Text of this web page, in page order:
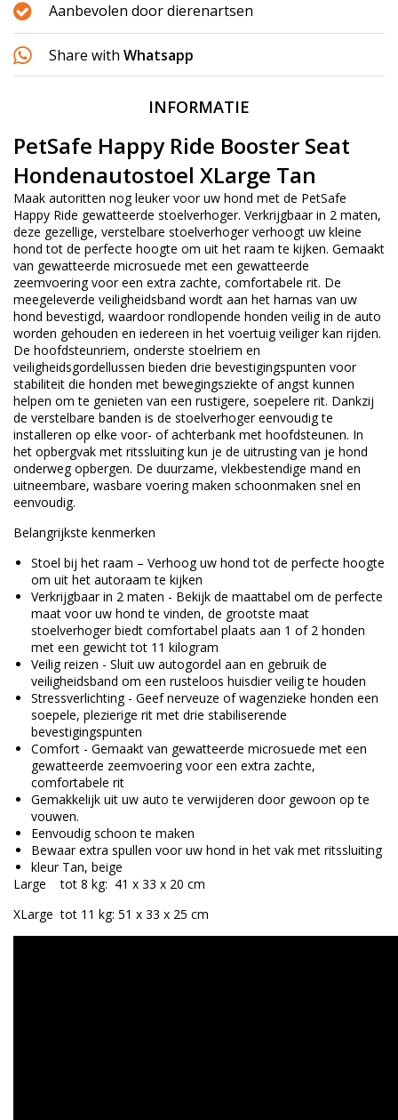
Aanbevolen door dierenartsen
Share with Whatsapp
INFORMATIE
PetSafe Happy Ride Booster Seat
Hondenautostoel XLarge Tan
Maak autoritten nog leuker voor uw hond met de PetSafe
Happy Ride gewatteerde stoelverhoger. Verkrijgbaar in 2 maten,
deze gezellige, verstelbare stoelverhoger verhoogt uw kleine
hond tot de perfecte hoogte om uit het raam te kijken. Gemaakt
van gewatteerde microsuede met een gewatteerde
zeemvoering voor een extra zachte, comfortabele rit. De
meegeleverde veiligheidsband wordt aan het harnas van uw
hond bevestigd, waardoor rondlopende honden veilig in de auto
worden gehouden en iedereen in het voertuig veiliger kan rijden.
De hoofdsteunriem, onderste stoelriem en
veiligheidsgordellussen bieden drie bevestigingspunten voor
stabiliteit die honden met bewegingsziekte of angst kunnen
helpen om te genieten van een rustigere, soepelere rit. Dankzij
de verstelbare banden is de stoelverhoger eenvoudig te
installeren op elke voor- of achterbank met hoofdsteunen. In
het opbergvak met ritssluiting kun je de uitrusting van je hond
onderweg opbergen. De duurzame, vlekbestendige mand en
uitneembare, wasbare voering maken schoonmaken snel en
eenvoudig.
Belangrijkste kenmerken
Stoel bij het raam – Verhoog uw hond tot de perfecte hoogte
om uit het autoraam te kijken
Verkrijgbaar in 2 maten - Bekijk de maattabel om de perfecte
maat voor uw hond te vinden, de grootste maat
stoelverhoger biedt comfortabel plaats aan 1 of 2 honden
met een gewicht tot 11 kilogram
Veilig reizen - Sluit uw autogordel aan en gebruik de
veiligheidsband om een rusteloos huisdier veilig te houden
Stressverlichting - Geef nerveuze of wagenzieke honden een
soepele, plezierige rit met drie stabiliserende
bevestigingspunten
Comfort - Gemaakt van gewatteerde microsuede met een
gewatteerde zeemvoering voor een extra zachte,
comfortabele rit
Gemakkelijk uit uw auto te verwijderen door gewoon op te
vouwen.
Eenvoudig schoon te maken
Bewaar extra spullen voor uw hond in het vak met ritssluiting
kleur Tan, beige
Large tot 8 kg: 41 x 33 x 20 cm
XLarge tot 11 kg: 51 x 33 x 25 cm